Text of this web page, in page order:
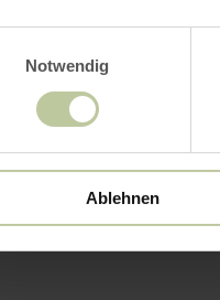
Notwendig
Ablehnen